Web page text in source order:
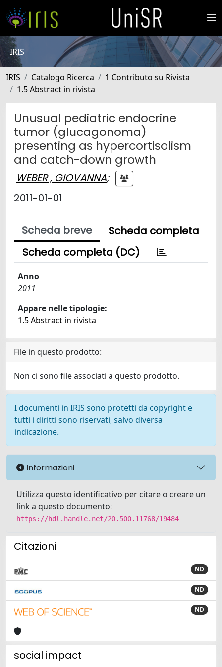
IRIS
IRIS Catalogo Ricerca
1 Contributo su Rivista
1.5 Abstract in rivista
Unusual pediatric endocrine
tumor (glucagonoma)
presenting as hypercortisolism
and catch-down growth
WEBER , GIOVANNA;
2011-01-01
Scheda breve
Scheda completa
Scheda completa (DC)
Anno
2011
Appare nelle tipologie:
1.5 Abstract in rivista
File in questo prodotto:
Non ci sono file associati a questo prodotto.
I documenti in IRIS sono protetti da copyright e
tutti i diritti sono riservati, salvo diversa
indicazione.
Informazioni
Utilizza questo identificativo per citare o creare un
link a questo documento:
https://hdl.handle.net/20.500.11768/19484
Citazioni
ND
ND
ND
social impact